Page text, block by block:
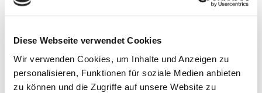
Diese Webseite verwendet Cookies
Wir verwenden Cookies, um Inhalte und Anzeigen zu
personalisieren, Funktionen für soziale Medien anbieten
zu können und die Zugriffe auf unsere Website zu
Widerruf
Neuigkeiten
Wissen
Strumpfhosen